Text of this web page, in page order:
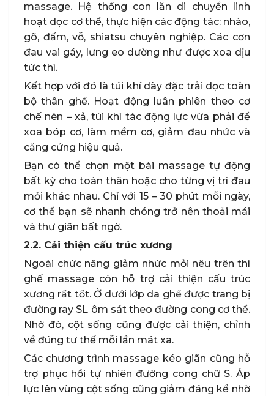
massage. Hệ thống con lăn di chuyển linh
hoạt dọc cơ thể, thực hiện các động tác: nhào,
gõ, đấm, vỗ, shiatsu chuyên nghiệp. Các cơn
đau vai gáy, lưng eo dường như được xoa dịu
tức thì.
Kết hợp với đó là túi khí dày đặc trải dọc toàn
bộ thân ghế. Hoạt động luân phiên theo cơ
chế nén – xả, túi khí tác động lực vừa phải để
xoa bóp cơ, làm mềm cơ, giảm đau nhức và
căng cứng hiệu quả.
Bạn có thể chọn một bài massage tự động
bất kỳ cho toàn thân hoặc cho từng vị trí đau
mỏi khác nhau. Chỉ với 15 – 30 phút mỗi ngày,
cơ thể bạn sẽ nhanh chóng trở nên thoải mái
và thư giãn bất ngờ.
2.2. Cải thiện cấu trúc xương
Ngoài chức năng giảm nhức mỏi nêu trên thì
ghế massage còn hỗ trợ cải thiện cấu trúc
xương rất tốt. Ở dưới lớp da ghế được trang bị
đường ray SL ôm sát theo đường cong cơ thể.
Nhờ đó, cột sống cũng được cải thiện, chỉnh
về đúng tư thế mỗi lần mát xa.
Các chương trình massage kéo giãn cũng hỗ
trợ phục hồi tự nhiên đường cong chữ S. Áp
lực lên vùng cột sống cũng giảm đáng kể nhờ